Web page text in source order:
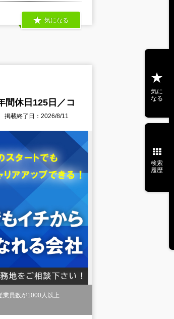
気になる
間休日125日／コ
掲載終了日：2026/8/11
業員数が1000人以上
気に
なる
検索
履歴